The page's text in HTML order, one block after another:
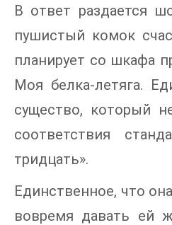
В ответ раздается
пушистый комок
планирует со шкафа
Моя белка-летяга.
существо, который
соответствия
тридцать».
Единственное, что
вовремя давать ей